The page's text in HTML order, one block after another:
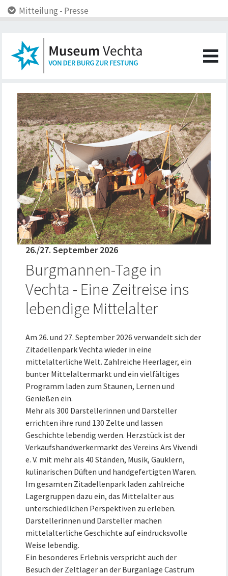
Mitteilung - Presse
26./27. September 2026
Burgmannen-Tage in
Vechta - Eine Zeitreise ins
lebendige Mittelalter
Am 26. und 27. September 2026 verwandelt sich der
Zitadellenpark Vechta wieder in eine
mittelalterliche Welt. Zahlreiche Heerlager, ein
bunter Mittelaltermarkt und ein vielfältiges
Programm laden zum Staunen, Lernen und
Genießen ein.
Mehr als 300 Darstellerinnen und Darsteller
errichten ihre rund 130 Zelte und lassen
Geschichte lebendig werden. Herzstück ist der
Verkaufshandwerkermarkt des Vereins Ars Vivendi
e. V. mit mehr als 40 Ständen, Musik, Gauklern,
kulinarischen Düften und handgefertigten Waren.
Im gesamten Zitadellenpark laden zahlreiche
Lagergruppen dazu ein, das Mittelalter aus
unterschiedlichen Perspektiven zu erleben.
Darstellerinnen und Darsteller machen
mittelalterliche Geschichte auf eindrucksvolle
Weise lebendig.
Ein besonderes Erlebnis verspricht auch der
Besuch der Zeltlager an der Burganlage Castrum